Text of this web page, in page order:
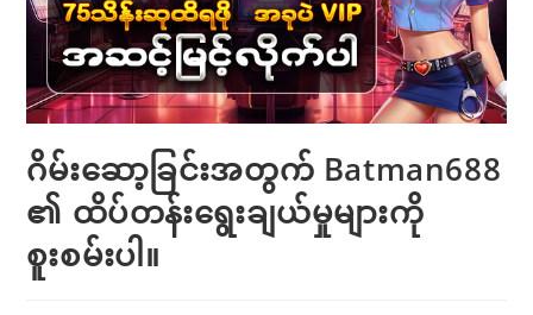
ဂိမ်းဆော့ခြင်းအတွက် Batman688
၏ ထိပ်တန်းရွေးချယ်မှုများကို
စူးစမ်းပါ။